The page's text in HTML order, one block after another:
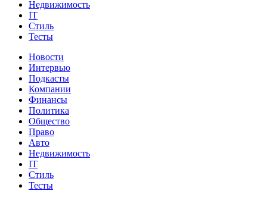
Недвижимость
IT
Стиль
Тесты
Новости
Интервью
Подкасты
Компании
Финансы
Политика
Общество
Право
Авто
Недвижимость
IT
Стиль
Тесты